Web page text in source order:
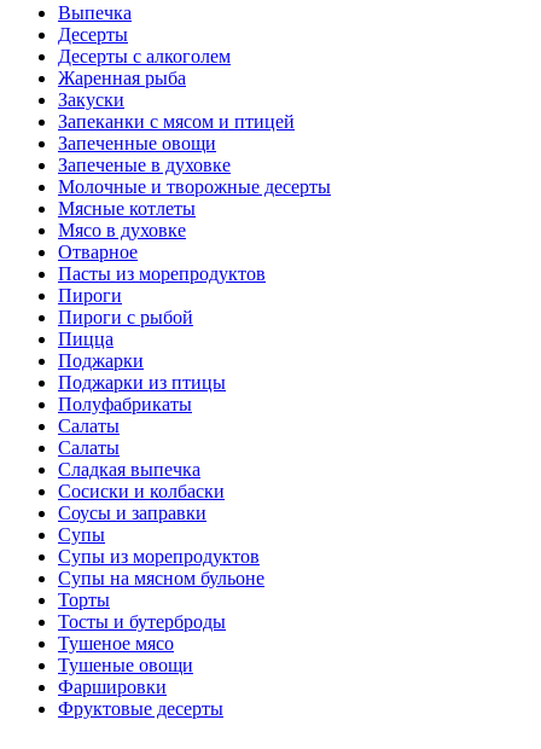
Выпечка
Десерты
Десерты с алкоголем
Жаренная рыба
Закуски
Запеканки с мясом и птицей
Запеченные овощи
Запеченые в духовке
Молочные и творожные десерты
Мясные котлеты
Мясо в духовке
Отварное
Пасты из морепродуктов
Пироги
Пироги с рыбой
Пицца
Поджарки
Поджарки из птицы
Полуфабрикаты
Салаты
Салаты
Сладкая выпечка
Сосиски и колбаски
Соусы и заправки
Супы
Супы из морепродуктов
Супы на мясном бульоне
Торты
Тосты и бутерброды
Тушеное мясо
Тушеные овощи
Фаршировки
Фруктовые десерты